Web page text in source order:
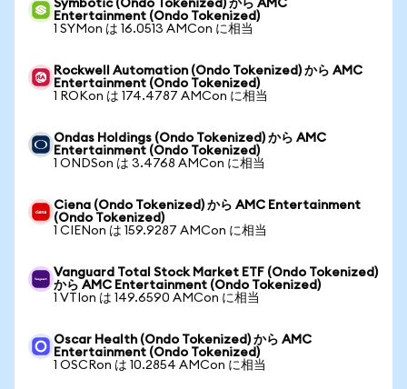
Symbotic (Ondo Tokenized) から AMC
Entertainment (Ondo Tokenized)
1 SYMon は 16.0513 AMCon に相当
Rockwell Automation (Ondo Tokenized) から AMC
Entertainment (Ondo Tokenized)
1 ROKon は 174.4787 AMCon に相当
Ondas Holdings (Ondo Tokenized) から AMC
Entertainment (Ondo Tokenized)
1 ONDSon は 3.4768 AMCon に相当
Ciena (Ondo Tokenized) から AMC Entertainment
(Ondo Tokenized)
1 CIENon は 159.9287 AMCon に相当
Vanguard Total Stock Market ETF (Ondo Tokenized)
から AMC Entertainment (Ondo Tokenized)
1 VTIon は 149.6590 AMCon に相当
Oscar Health (Ondo Tokenized) から AMC
Entertainment (Ondo Tokenized)
1 OSCRon は 10.2854 AMCon に相当